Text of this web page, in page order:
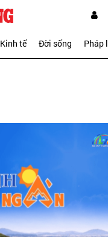
Kinh tế Đời sống Pháp